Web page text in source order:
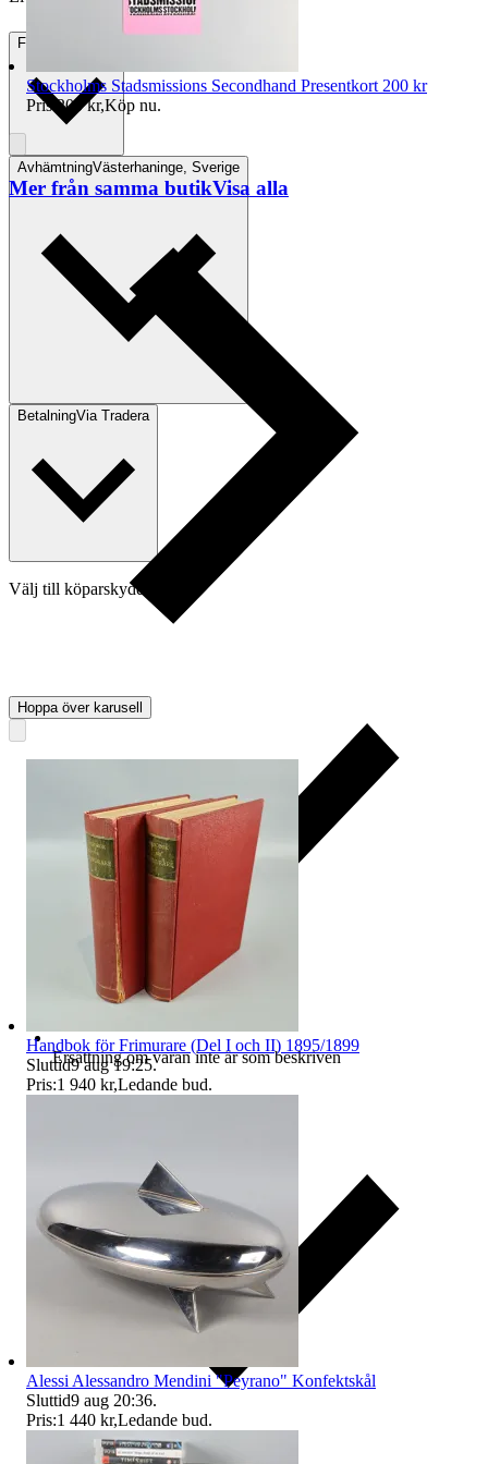
Frakt
AvhämtningVästerhaninge, Sverige
BetalningVia Tradera
Välj till köparskydd
Ersättning om varan inte är som beskriven
Stockholms Stadsmissions Secondhand Presentkort 200 kr
Pris: 200 kr,Köp nu.
Mer från samma butikVisa alla
Hoppa över karusell
Handbok för Frimurare (Del I och II) 1895/1899
Sluttid9 aug 19:25.
Pris:1 940 kr,Ledande bud.
Alessi Alessandro Mendini "Peyrano" Konfektskål
Sluttid9 aug 20:36.
Pris:1 440 kr,Ledande bud.